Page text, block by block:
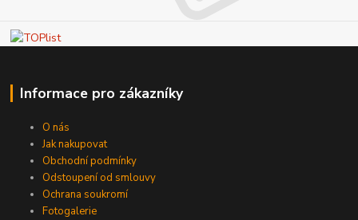
Informace pro zákazníky
O nás
Jak nakupovat
Obchodní podmínky
Odstoupení od smlouvy
Ochrana soukromí
Fotogalerie